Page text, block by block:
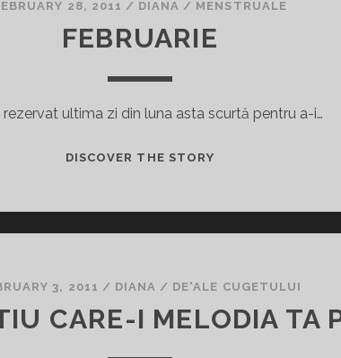
O
RELAŢIE
28, 2011 / DIANA / MENSTRUALE
FEBRUARIE
rezervat ultima zi din luna asta scurtă pentru a-i…
DISCOVER THE STORYFEBRUARIE
3, 2011 / DIANA / DE'ALE CUGETULUI
CARE-I MELODIA TA